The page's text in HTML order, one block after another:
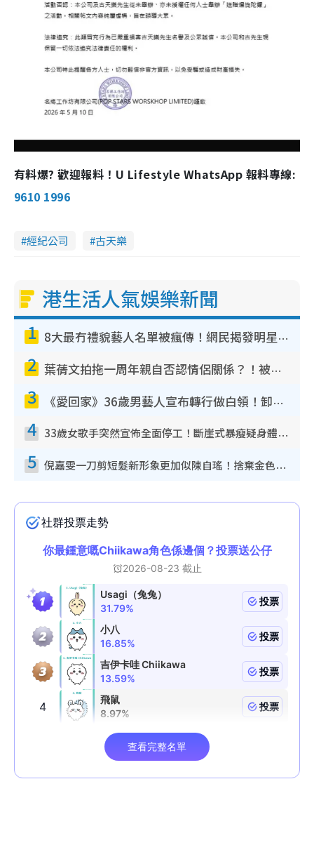
有料爆? 歡迎報料！U Lifestyle WhatsApp 報料專線:
9610 1996
經紀公司 古天樂
港生活人氣娛樂新聞
1 8大最冇禮貌藝人名單被瘋傳！網民揭發明星真面目 一致數臭呢位係無品天花板？
2 葉蒨文拍拖一周年親自否認情侶關係？！被質疑感情造假竟稱GM「普通同事」
3 《愛回家》36歲男藝人宣布轉行做白領！卸下藝人身份回歸素人平淡生活
4 33歲女歌手突然宣佈全面停工！斷崖式暴瘦疑身體亮紅燈！聲明曝︰將暫時淡出
5 倪嘉雯一刀剪短髮新形象更加似陳自瑤！捨棄金色長髮造型氣質大變超驚喜